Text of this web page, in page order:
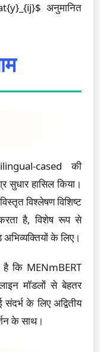
अनुमानित
cased की
हासिल किया।
विश्लेषण विशिष्ट
है, विशेष रूप से
के लिए।
है कि MENmBERT
मॉडलों से बेहतर
के लिए अद्वितीय
के साथ।